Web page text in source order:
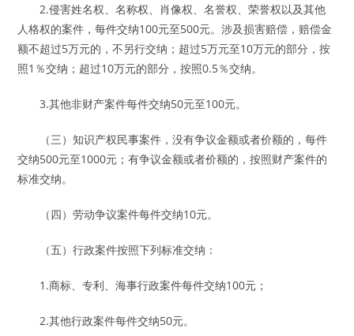
2.侵害姓名权、名称权、肖像权、名誉权、荣誉权以及其他
人格权的案件，每件交纳100元至500元。涉及损害赔偿，赔偿金
额不超过5万元的，不另行交纳；超过5万元至10万元的部分，按
照1％交纳；超过10万元的部分，按照0.5％交纳。
3.其他非财产案件每件交纳50元至100元。
（三）知识产权民事案件，没有争议金额或者价额的，每件
交纳500元至1000元；有争议金额或者价额的，按照财产案件的
标准交纳。
（四）劳动争议案件每件交纳10元。
（五）行政案件按照下列标准交纳：
1.商标、专利、海事行政案件每件交纳100元；
2.其他行政案件每件交纳50元。